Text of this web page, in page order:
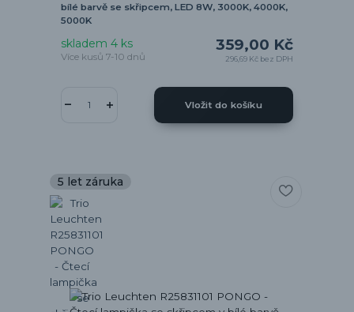
bílé barvě se skřipcem, LED 8W, 3000K, 4000K,
5000K
359,00 Kč
296,69 Kč bez DPH
skladem 4 ks
Více kusů 7-10 dnů
Vložit do košíku
5 let záruka